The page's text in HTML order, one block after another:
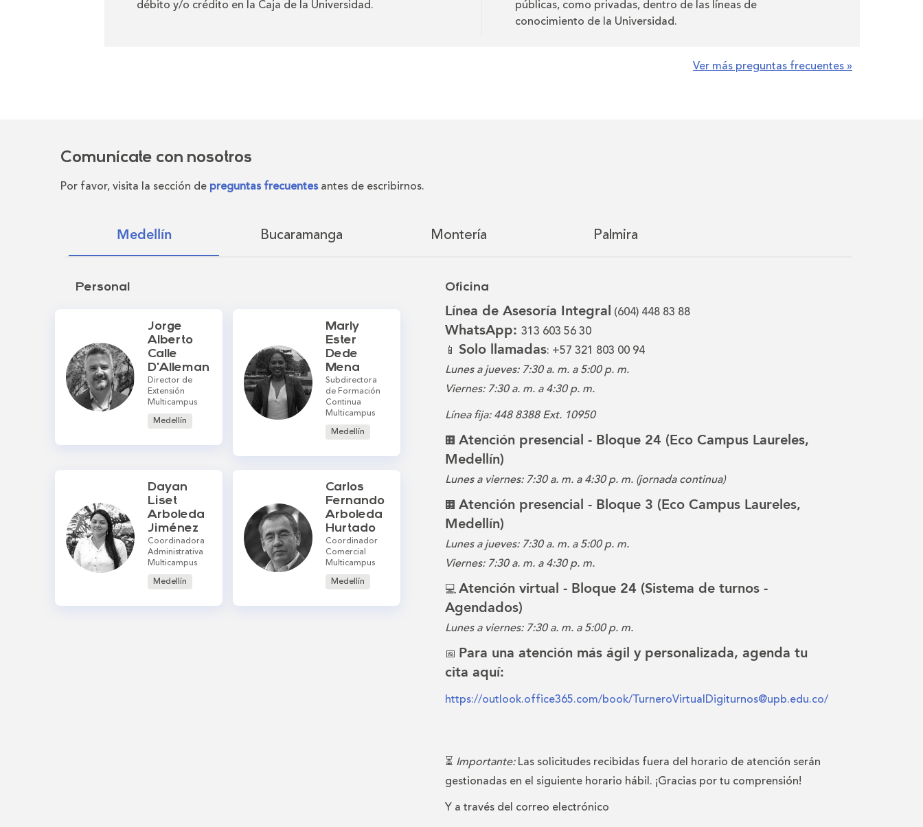
débito y/o crédito en la Caja de la Universidad.
públicas, como privadas, dentro de las líneas de
conocimiento de la Universidad.
Ver más preguntas frecuentes »
Comunícate con nosotros
Por favor, visita la sección de preguntas frecuentes antes de escribirnos.
Medellín Bucaramanga Montería Palmira
Personal
Jorge
Alberto
Calle
D'Alleman
Director de
Extensión
Multicampus
Medellín
Marly
Ester
Dede
Mena
Subdirectora
de Formación
Continua
Multicampus
Medellín
Dayan
Liset
Arboleda
Jiménez
Coordinadora
Administrativa
Multicampus
Medellín
Carlos
Fernando
Arboleda
Hurtado
Coordinador
Comercial
Multicampus
Medellín
Oficina
Línea de Asesoría Integral (604) 448 83 88
WhatsApp: 313 603 56 30
📱 Solo llamadas: +57 321 803 00 94
Lunes a jueves: 7:30 a. m. a 5:00 p. m.
Viernes: 7:30 a. m. a 4:30 p. m.
Línea fija: 448 8388 Ext. 10950
🏢 Atención presencial - Bloque 24 (Eco Campus Laureles,
Medellín)
Lunes a viernes: 7:30 a. m. a 4:30 p. m. (jornada continua)
🏢 Atención presencial - Bloque 3 (Eco Campus Laureles,
Medellín)
Lunes a jueves: 7:30 a. m. a 5:00 p. m.
Viernes: 7:30 a. m. a 4:30 p. m.
💻Atención virtual - Bloque 24 (Sistema de turnos -
Agendados)
Lunes a viernes: 7:30 a. m. a 5:00 p. m.
📅 Para una atención más ágil y personalizada, agenda tu
cita aquí:
https://outlook.office365.com/book/TurneroVirtualDigiturnos@upb.edu.co/
⏳ Importante:Las solicitudes recibidas fuera del horario de atención serán
gestionadas en el siguiente horario hábil. ¡Gracias por tu comprensión!
Y a través del correo electrónico